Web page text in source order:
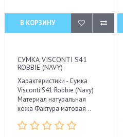
В КОРЗИНУ
СУМКА VISCONTI S41
ROBBIE (NAVY)
Характеристики - Сумка
Visconti S41 Robbie (Navy)
Материал натуральная
кожа Фактура матовая ..